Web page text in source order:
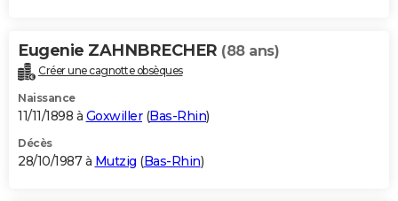
Eugenie ZAHNBRECHER (88 ans)
Créer une cagnotte obsèques
Naissance
11/11/1898 à Goxwiller(Bas-Rhin)
Décès
28/10/1987 à Mutzig (Bas-Rhin)